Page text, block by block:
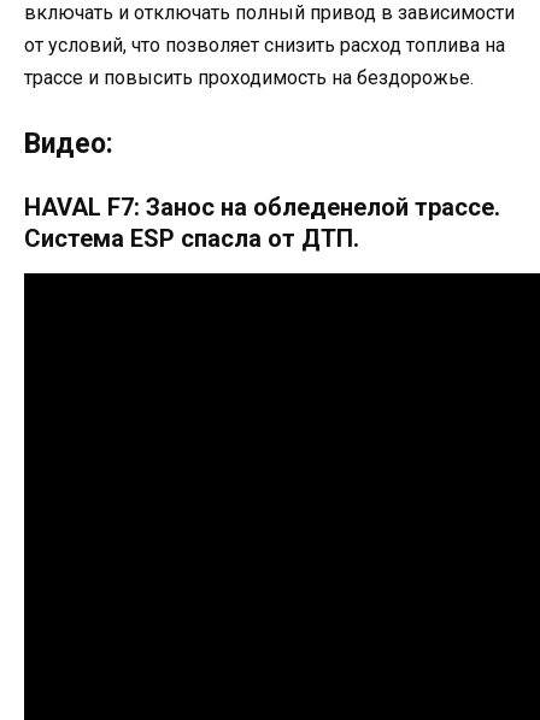
включать и отключать полный привод в зависимости
от условий, что позволяет снизить расход топлива на
трассе и повысить проходимость на бездорожье.
Видео:
HAVAL F7: Занос на обледенелой трассе.
Система ESP спасла от ДТП.